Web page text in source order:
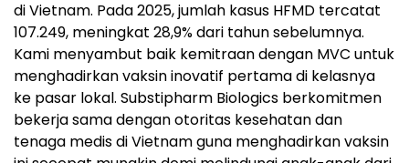
di Vietnam. Pada 2025, jumlah kasus HFMD tercatat
107.249, meningkat 28,9% dari tahun sebelumnya.
Kami menyambut baik kemitraan dengan MVC untuk
menghadirkan vaksin inovatif pertama di kelasnya
ke pasar lokal. Substipharm Biologics berkomitmen
bekerja sama dengan otoritas kesehatan dan
tenaga medis di Vietnam guna menghadirkan vaksin